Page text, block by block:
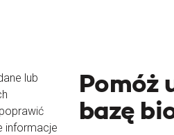
lub
informacje
Pomóż
bazę